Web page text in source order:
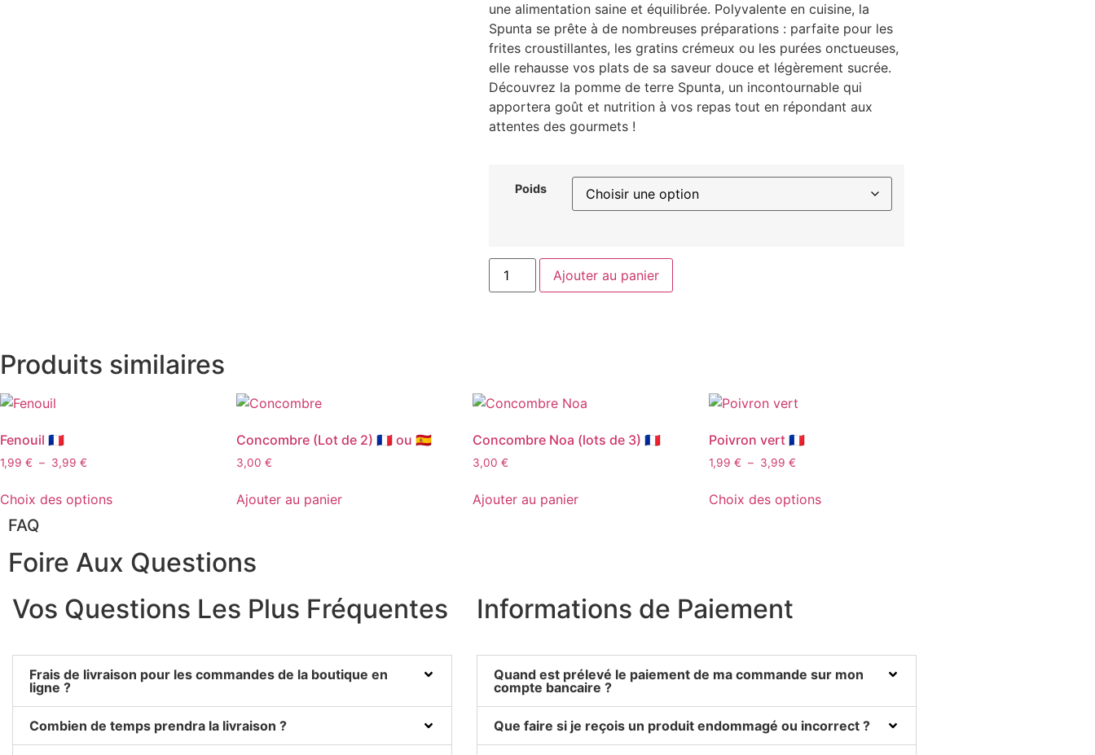
une alimentation saine et équilibrée. Polyvalente en cuisine, la
Spunta se prête à de nombreuses préparations : parfaite pour les
frites croustillantes, les gratins crémeux ou les purées onctueuses,
elle rehausse vos plats de sa saveur douce et légèrement sucrée.
Découvrez la pomme de terre Spunta, un incontournable qui
apportera goût et nutrition à vos repas tout en répondant aux
attentes des gourmets !
Poids
Ajouter au panier
Produits similaires
Fenouil 🇫🇷
1,99 € – 3,99 €
Choix des options
Concombre (Lot de 2) 🇫🇷 ou 🇪🇸
3,00 €
Ajouter au panier
Concombre Noa (lots de 3) 🇫🇷
3,00 €
Ajouter au panier
Poivron vert 🇫🇷
1,99 € – 3,99 €
Choix des options
FAQ
Foire Aux Questions
Vos Questions Les Plus Fréquentes
Frais de livraison pour les commandes de la boutique en
ligne ?
Combien de temps prendra la livraison ?
Informations de Paiement
Quand est prélevé le paiement de ma commande sur mon
compte bancaire ?
Que faire si je reçois un produit endommagé ou incorrect ?